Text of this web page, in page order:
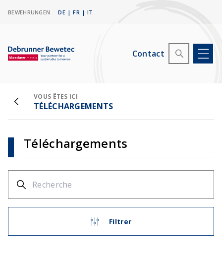
BEWEHRUNGEN IT
|
FR
|
DE
Contact
VOUS ÊTES ICI
TÉLÉCHARGEMENTS
Téléchargements
Filtrer